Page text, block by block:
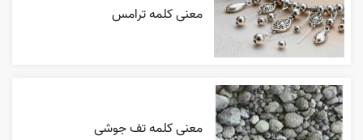
معنی کلمه ترامس
معنی کلمه تف جوشی